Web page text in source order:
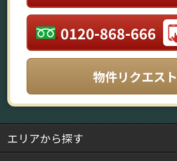
0120-868-666
物件リクエスト
エリアから探す